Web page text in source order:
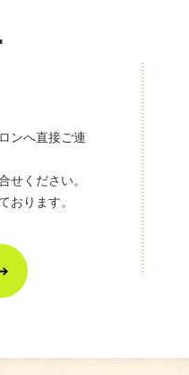
ンへ直接ご連
せください。
おります。